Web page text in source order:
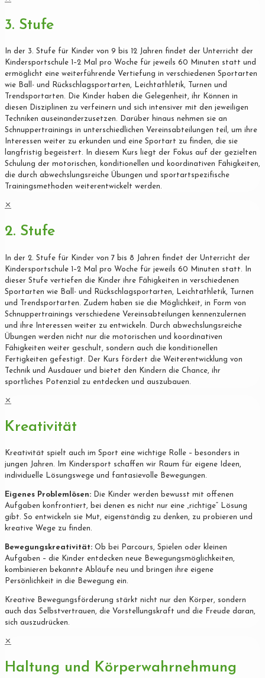
3. Stufe
In der 3. Stufe für Kinder von 9 bis 12 Jahren findet der Unterricht der
Kindersportschule 1–2 Mal pro Woche für jeweils 60 Minuten statt und
ermöglicht eine weiterführende Vertiefung in verschiedenen Sportarten
wie Ball- und Rückschlagsportarten, Leichtathletik, Turnen und
Trendsportarten. Die Kinder haben die Gelegenheit, ihr Können in
diesen Disziplinen zu verfeinern und sich intensiver mit den jeweiligen
Techniken auseinanderzusetzen. Darüber hinaus nehmen sie an
Schnuppertrainings in unterschiedlichen Vereinsabteilungen teil, um ihre
Interessen weiter zu erkunden und eine Sportart zu finden, die sie
langfristig begeistert. In diesem Kurs liegt der Fokus auf der gezielten
Schulung der motorischen, konditionellen und koordinativen Fähigkeiten,
die durch abwechslungsreiche Übungen und sportartspezifische
Trainingsmethoden weiterentwickelt werden.
✕
2. Stufe
In der 2. Stufe für Kinder von 7 bis 8 Jahren findet der Unterricht der
Kindersportschule 1–2 Mal pro Woche für jeweils 60 Minuten statt. In
dieser Stufe vertiefen die Kinder ihre Fähigkeiten in verschiedenen
Sportarten wie Ball- und Rückschlagsportarten, Leichtathletik, Turnen
und Trendsportarten. Zudem haben sie die Möglichkeit, in Form von
Schnuppertrainings verschiedene Vereinsabteilungen kennenzulernen
und ihre Interessen weiter zu entwickeln. Durch abwechslungsreiche
Übungen werden nicht nur die motorischen und koordinativen
Fähigkeiten weiter geschult, sondern auch die konditionellen
Fertigkeiten gefestigt. Der Kurs fördert die Weiterentwicklung von
Technik und Ausdauer und bietet den Kindern die Chance, ihr
sportliches Potenzial zu entdecken und auszubauen.
✕
Kreativität
Kreativität spielt auch im Sport eine wichtige Rolle – besonders in
jungen Jahren. Im Kindersport schaffen wir Raum für eigene Ideen,
individuelle Lösungswege und fantasievolle Bewegungen.
Eigenes Problemlösen: Die Kinder werden bewusst mit offenen
Aufgaben konfrontiert, bei denen es nicht nur eine „richtige“ Lösung
gibt. So entwickeln sie Mut, eigenständig zu denken, zu probieren und
kreative Wege zu finden.
Bewegungskreativität: Ob bei Parcours, Spielen oder kleinen
Aufgaben – die Kinder entdecken neue Bewegungsmöglichkeiten,
kombinieren bekannte Abläufe neu und bringen ihre eigene
Persönlichkeit in die Bewegung ein.
Kreative Bewegungsförderung stärkt nicht nur den Körper, sondern
auch das Selbstvertrauen, die Vorstellungskraft und die Freude daran,
sich auszudrücken.
✕
Haltung und Körperwahrnehmung